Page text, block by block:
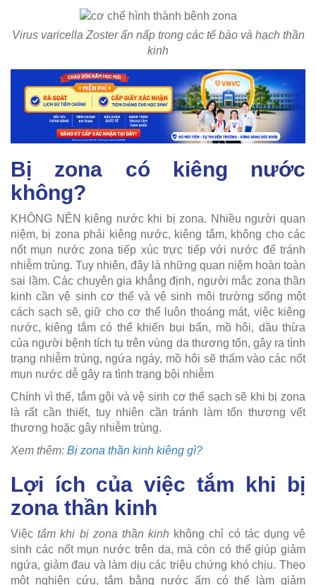
Virus varicella Zoster ẩn nấp trong các tế bào và hạch thần
kinh
Bị zona có kiêng nước
không?
KHÔNG NÊN kiêng nước khi bị zona. Nhiều người quan
niệm, bị zona phải kiêng nước, kiêng tắm, không cho các
nốt mụn nước zona tiếp xúc trực tiếp với nước để tránh
nhiễm trùng. Tuy nhiên, đây là những quan niệm hoàn toàn
sai lầm. Các chuyên gia khẳng định, người mắc zona thần
kinh cần vệ sinh cơ thể và vệ sinh môi trường sống một
cách sạch sẽ, giữ cho cơ thể luôn thoáng mát, việc kiêng
nước, kiêng tắm có thể khiến bụi bẩn, mồ hôi, dầu thừa
của người bệnh tích tụ trên vùng da thương tổn, gây ra tình
trạng nhiễm trùng, ngứa ngáy, mồ hôi sẽ thấm vào các nốt
mụn nước dễ gây ra tình trạng bội nhiễm
Chính vì thế, tắm gội và vệ sinh cơ thể sạch sẽ khi bị zona
là rất cần thiết, tuy nhiên cần tránh làm tổn thương vết
thương hoặc gây nhiễm trùng.
Xem thêm: Bị zona thần kinh kiêng gì?
Lợi ích của việc tắm khi bị
zona thần kinh
Việctắm khi bị zona thần kinh không chỉ có tác dụng vệ
sinh các nốt mụn nước trên da, mà còn có thể giúp giảm
ngứa, giảm đau và làm dịu các triệu chứng khó chịu. Theo
một nghiên cứu, tắm bằng nước ấm có thể làm giảm